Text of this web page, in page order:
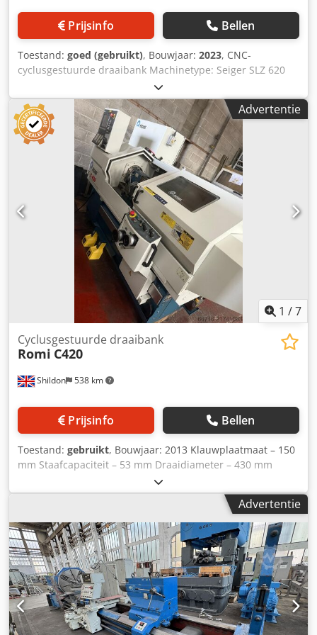
Prijsinfo Bellen
Toestand: goed (gebruikt), Bouwjaar: 2023, CNC-
cyclusgestuurde draaibank Machinetype: Seiger SLZ 620
SK x 3000 Besturing: Heidenhain 620 Bouwjaar: 2023
TECHNISCHE GEGEVENS Beddingsbreedte: 400 mm Tussen
de centers: 3.000 mm Draaidiameter over het bed: 660 mm
Draaidiameter boven dwarsslede: 435 mm HOOFDSPINDEL
Toerentalbereik: 1 - 2.500 omw/min Aandrijfsvermogen: 30
/ 22 kW Koppel: ca. 2.000 Nm Gereedschapopname: Parat
Broeikop: MK 5 Pinooldiameter: 90 mm Pinoolslag: 180 mm
Uitrusting Diverse gereedschaphouders: Parat
Koelvloeistofinstallatie Software: Niveau 3 Dkodpfx Afeziy
Nbezor
Advertentie
1 /7
Shildon 538 km
Cyclusgestuurde draaibank
Romi C420
Prijsinfo Bellen
Toestand: gebruikt, Bouwjaar: 2013 Klauwplaatmaat – 150
mm Staafcapaciteit – 53 mm Draaidiameter – 430 mm
Spilsnelheid – 4.000 tpm Besturing – Siemens 802D
Afstand tussen centers – 1.000 mm Dkjdpfsy Dtuijx Afzor X-
as verplaatsing – 220 mm Z-as verplaatsing – 1.065 mm
Draaidiameter over dwarsslede – 200 mm Motor – 10 pk 4-
weg gereedschapshouder Meelopend centrum
Buitenafmetingen (ca.): 2,75 m x 1,3 m Gewicht (ca.): 2.800
kg
Advertentie